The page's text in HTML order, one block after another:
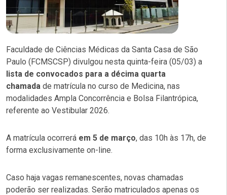
Faculdade de Ciências Médicas da Santa Casa de São
Paulo (FCMSCSP) divulgou nesta quinta-feira (05/03) a
lista de convocados para a décima quarta
chamada de matrícula no curso de Medicina, nas
modalidades Ampla Concorrência e Bolsa Filantrópica,
referente ao Vestibular 2026.
A matrícula ocorrerá em 5 de março, das 10h às 17h, de
forma exclusivamente on-line.
Caso haja vagas remanescentes, novas chamadas
poderão ser realizadas. Serão matriculados apenas os